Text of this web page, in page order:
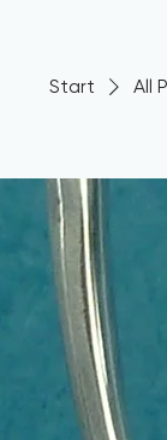
Start All